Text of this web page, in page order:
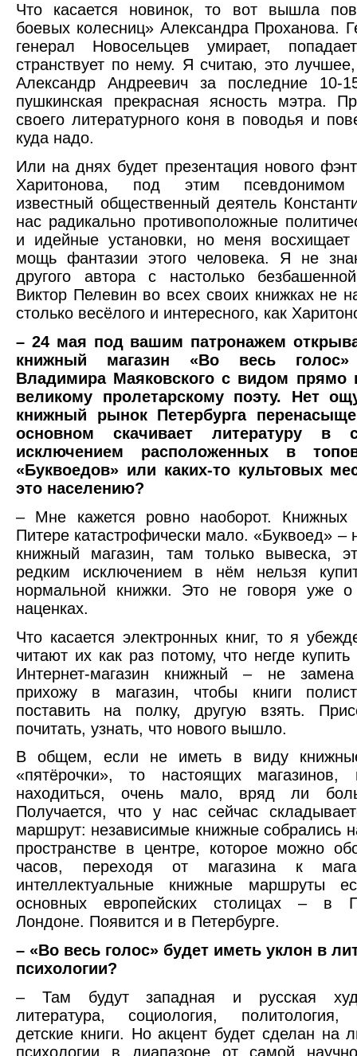
Что касается новинок, то вот вышла
боевых колесниц» Александра Проханова.
генерал Новосельцев умирает,
странствует по нему. Я считаю, это
Александр Андреевич за последние 10-
пушкинская прекрасная ясность мэтра.
своего литературного коня в поводья и
куда надо.
Или на днях будет презентация нового
Харитонова, под этим псевдонимом
известный общественный деятель
нас радикально противоположные
и идейные установки, но меня восхищает
мощь фантазии этого человека. Я не
другого автора с настолько
Виктор Пелевин во всех своих книжках не
столько весёлого и интересного, как
– 24 мая под вашим патронажем
книжный магазин «Во весь
Владимира Маяковского с видом прямо
великому пролетарскому поэту. Нет
книжный рынок Петербурга
основном скачивает литературу
исключением расположенных в
«Буквоедов» или каких-то культовых
это населению?
– Мне кажется ровно наоборот. Книжных
Питере катастрофически мало. «Буквоед» –
книжный магазин, там только вывеска,
редким исключением в нём нельзя
нормальной книжки. Это не говоря уже
наценках.
Что касается электронных книг, то я
читают их как раз потому, что негде
Интернет-магазин книжный – не
прихожу в магазин, чтобы книги
поставить на полку, другую взять.
почитать, узнать, что нового вышло.
В общем, если не иметь в виду
«пятёрочки», то настоящих магазинов,
находиться, очень мало, вряд ли
Получается, что у нас сейчас
маршрут: независимые книжные собрались
пространстве в центре, которое можно
часов, переходя от магазина к
интеллектуальные книжные маршруты
основных европейских столицах – в
Лондоне. Появится и в Петербурге.
– «Во весь голос» будет иметь уклон в
психологии?
– Там будут западная и русская
литература, социология,
детские книги. Но акцент будет сделан на
психологии в диапазоне от самой